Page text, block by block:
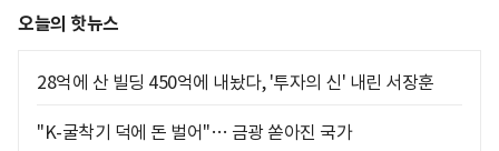
오늘의 핫뉴스
28억에 산 빌딩 450억에 내놨다, '투자의 신' 내린 서장훈
"K-굴착기 덕에 돈 벌어"… 금광 쏟아진 국가